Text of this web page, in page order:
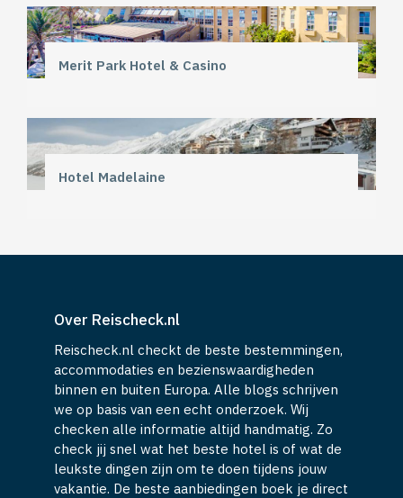
Merit Park Hotel & Casino
Hotel Madelaine
Over Reischeck.nl
Reischeck.nl checkt de beste bestemmingen,
accommodaties en bezienswaardigheden
binnen en buiten Europa. Alle blogs schrijven
we op basis van een echt onderzoek. Wij
checken alle informatie altijd handmatig. Zo
check jij snel wat het beste hotel is of wat de
leukste dingen zijn om te doen tijdens jouw
vakantie. De beste aanbiedingen boek je direct